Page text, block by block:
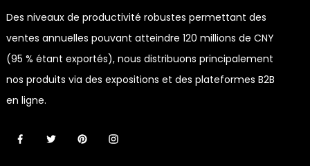
Des niveaux de productivité robustes permettant des
ventes annuelles pouvant atteindre 120 millions de CNY
(95 % étant exportés), nous distribuons principalement
nos produits via des expositions et des plateformes B2B
en ligne.